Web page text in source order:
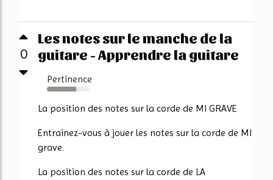
0
Les notes sur le manche de la
guitare - Apprendre la guitare
Pertinence
69%
La position des notes sur la corde de MI GRAVE
Entrainez-vous à jouer les notes sur la corde de MI
grave.
La position des notes sur la corde de LA